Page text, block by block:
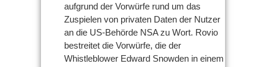
aufgrund der Vorwürfe rund um das
Zuspielen von privaten Daten der Nutzer
an die US-Behörde NSA zu Wort. Rovio
bestreitet die Vorwürfe, die der
Whistleblower Edward Snowden in einem